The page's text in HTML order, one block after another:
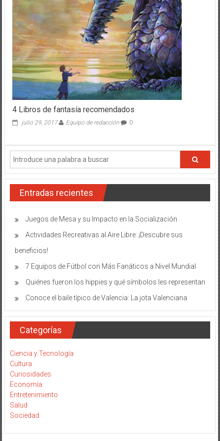
4 Libros de fantasía recomendados
julio 29, 2017 Equipo de redacción 0
Entradas recientes
Juegos de Mesa y su Impacto en la Socialización
Actividades Recreativas al Aire Libre: ¡Descubre sus
beneficios!
7 Equipos de Fútbol con Más Fanáticos a Nivel Mundial
Quiénes fueron los hippies y qué símbolos les representan
Conoce el baile típico de Valencia: La jota Valenciana
Categorías
Ciencia y Tecnología
Cultura
Curiosidades
Economía
Entretenimiento
Salud
Sociedad